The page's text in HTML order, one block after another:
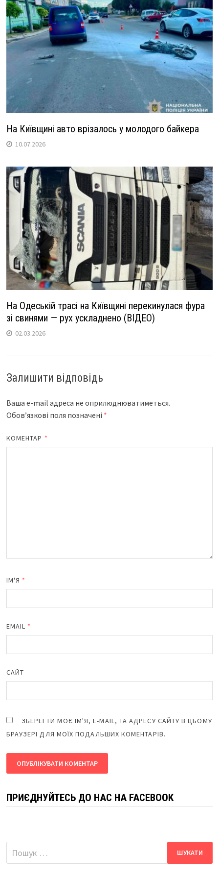
На Київщині авто врізалось у молодого байкера
10.07.2026
На Одеській трасі на Київщині перекинулася фура
зі свинями — рух ускладнено (ВІДЕО)
02.03.2026
Залишити відповідь
Ваша e-mail адреса не оприлюднюватиметься.
Обов’язкові поля позначені *
КОМЕНТАР *
ІМ'Я *
EMAIL *
САЙТ
ЗБЕРЕГТИ МОЄ ІМ'Я, E-MAIL, ТА АДРЕСУ САЙТУ В ЦЬОМУ
БРАУЗЕРІ ДЛЯ МОЇХ ПОДАЛЬШИХ КОМЕНТАРІВ.
ПРИЄДНУЙТЕСЬ ДО НАС НА FACEBOOK
Пошук: